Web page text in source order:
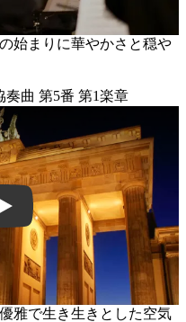
始まりに華やかさと穏や
曲 第5番 第1楽章
AgdRrWATB7Y
雅で生き生きとした空気